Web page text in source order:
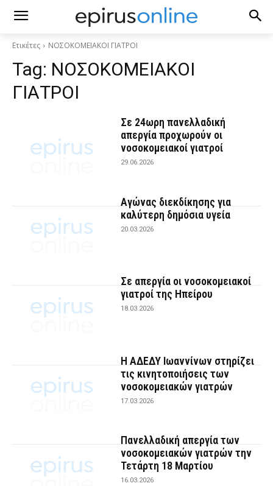
Ετικέτες ΝΟΣΟΚΟΜΕΙΑΚΟΙ ΓΙΑΤΡΟΙ
Tag: ΝΟΣΟΚΟΜΕΙΑΚΟΙ
ΓΙΑΤΡΟΙ
Σε 24ωρη πανελλαδική
απεργία προχωρούν οι
νοσοκομειακοί γιατροί
29.06.2026
Αγώνας διεκδίκησης για
καλύτερη δημόσια υγεία
20.03.2026
Σε απεργία οι νοσοκομειακοί
γιατροί της Ηπείρου
18.03.2026
Η ΑΔΕΔΥ Ιωαννίνων στηρίζει
τις κινητοποιήσεις των
νοσοκομειακών γιατρών
17.03.2026
Πανελλαδική απεργία των
νοσοκομειακών γιατρών την
Τετάρτη 18 Μαρτίου
16.03.2026